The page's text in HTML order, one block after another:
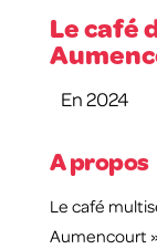
Le café
En 2024
A propos
Le café
Aumencourt